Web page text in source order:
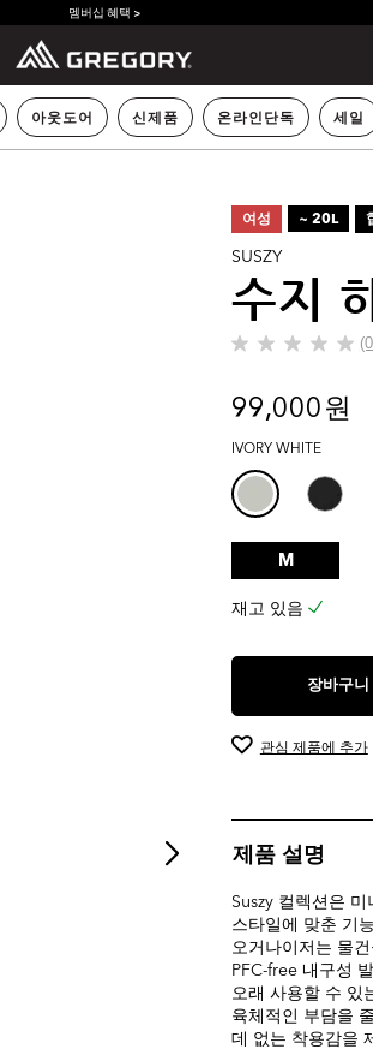
멤버십 혜택 >
아웃도어 신제품 온라인단독 세일
여성 ~ 20L
SUSZY
수지
별
개
중
0.0
개
입
니
다.
99,000 원
IVORY WHITE
M
재고 있음
장바구니
관심 제품에 추가
제품 설명
Suszy 컬렉션은
스타일에 맞춘 기
오거나이저는 물
PFC-free 내구성
오래 사용할 수 있
육체적인 부담을
데 없는 착용감을